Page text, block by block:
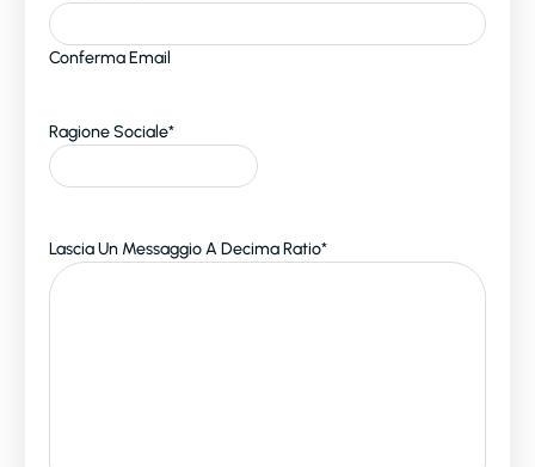
Conferma Email
Ragione Sociale*
Lascia Un Messaggio A Decima Ratio*